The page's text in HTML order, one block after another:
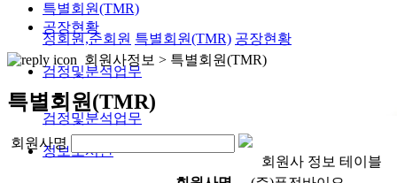
정회원,준회원 특별회원(TMR) 공장현황
검정및분석업무
검정및분석업무
정보도서관
특별회원(TMR)
공장현황
회원사정보 > 특별회원(TMR)
특별회원(TMR)
회원사명
회원사 정보 테이블